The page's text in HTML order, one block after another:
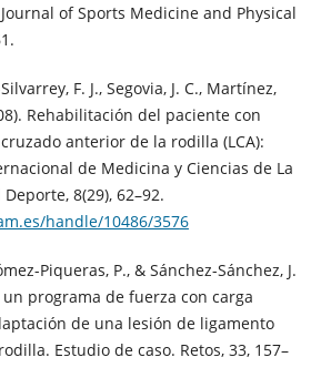
of Sports Medicine and Physical
F. J., Segovia, J. C., Martínez,
Rehabilitación del paciente con
anterior de la rodilla (LCA):
de Medicina y Ciencias de La
8(29), 62–92.
handle/10486/3576
Piqueras, P., & Sánchez-Sánchez, J.
programa de fuerza con carga
de una lesión de ligamento
Estudio de caso. Retos, 33, 157–